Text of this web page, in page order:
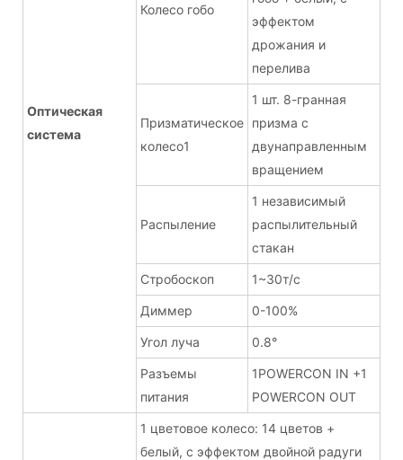
Оптическая
система
Колесо гобо
эффектом
дрожания и
перелива
Призматическое
колесо1
1 шт. 8-гранная
призма с
двунаправленным
вращением
Распыление
1 независимый
распылительный
стакан
Стробоскоп 1~30т/с
Диммер 0-100%
Угол луча 0.8°
Разъемы
питания
1POWERCON IN +1
POWERCON OUT
1 цветовое колесо: 14 цветов +
белый, с эффектом двойной радуги